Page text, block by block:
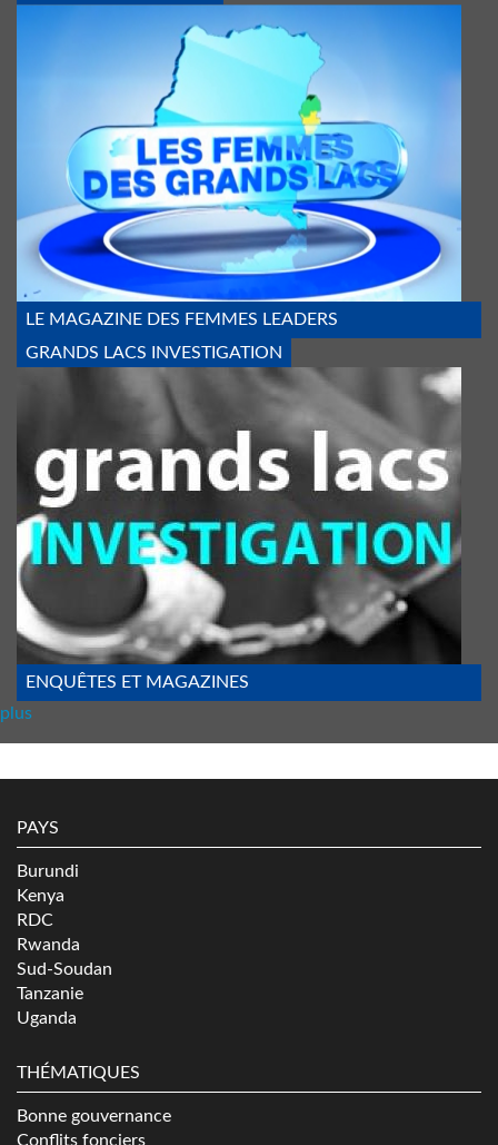
FEMMES_DES_GDS_LACS.PNG
LE MAGAZINE DES FEMMES LEADERS
GRANDS LACS INVESTIGATION
MENOTTE_3.JPG
ENQUÊTES ET MAGAZINES
plus
PAYS
Burundi
Kenya
RDC
Rwanda
Sud-Soudan
Tanzanie
Uganda
THÉMATIQUES
Bonne gouvernance
Conflits fonciers